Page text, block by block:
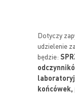
Dotyczy
udzielenie
będzie: